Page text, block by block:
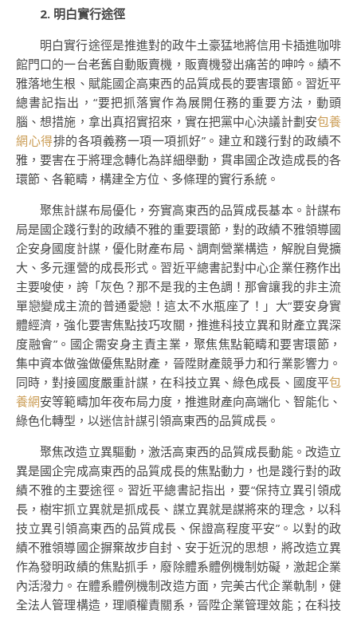
2. 明白實行途徑
明白實行途徑是推進對的政牛土豪猛地將信用卡插進咖啡
館門口的一台老舊自動販賣機，販賣機發出痛苦的呻吟。績不
雅落地生根、賦能國企高東西的品質成長的要害環節。習近平
總書記指出，“要把抓落實作為展開任務的重要方法，動頭
腦、想措施，拿出真招實招來，實在把黨中心決議計劃安包養
網心得排的各項義務一項一項抓好”。建立和踐行對的政績不
雅，要害在于將理念轉化為詳細舉動，貫串國企改造成長的各
環節、各範疇，構建全方位、多條理的實行系統。
聚焦計謀布局優化，夯實高東西的品質成長基本。計謀布
局是國企踐行對的政績不雅的重要環節，對的政績不雅領導國
企安身國度計謀，優化財產布局、調劑營業構造，解脫自覺擴
大、多元運營的成長形式。習近平總書記對中心企業任務作出
主要唆使，誇「灰色？那不是我的主色調！那會讓我的非主流
單戀變成主流的普通愛戀！這太不水瓶座了！」大“要安身實
體經濟，強化要害焦點技巧攻關，推進科技立異和財產立異深
度融會”。國企需安身主責主業，聚焦焦點範疇和要害環節，
集中資本做強做優焦點財產，晉陞財產競爭力和行業影響力。
同時，對接國度嚴重計謀，在科技立異、綠色成長、國度平包
養網安等範疇加年夜布局力度，推進財產向高端化、智能化、
綠色化轉型，以迷信計謀引領高東西的品質成長。
聚焦改造立異驅動，激活高東西的品質成長動能。改造立
異是國企完成高東西的品質成長的焦點動力，也是踐行對的政
績不雅的主要途徑。習近平總書記指出，要“保持立異引領成
長，樹牢抓立異就是抓成長、謀立異就是謀將來的理念，以科
技立異引領高東西的品質成長、保證高程度平安”。以對的政
績不雅領導國企摒棄故步自封、安于近況的思想，將改造立異
作為發明政績的焦點抓手，廢除體系體例機制妨礙，激起企業
內活潑力。在體系體例機制改造方面，完美古代企業軌制，健
全法人管理構造，理順權責關系，晉陞企業管理效能；在科技